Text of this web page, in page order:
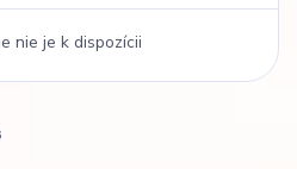
nie je k dispozícii